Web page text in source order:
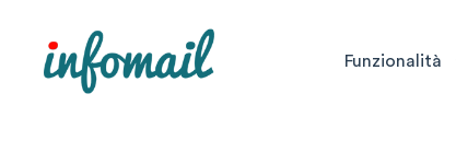
Funzionalità